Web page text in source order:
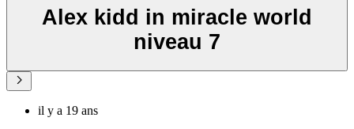
Alex kidd in miracle world
niveau 7
il y a 19 ans